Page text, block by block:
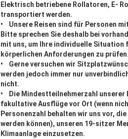
Elektrisch betriebene Rollatoren, E-
transportiert werden.
• Unsere Reisen sind für Personen
Bitte sprechen Sie deshalb bei
mit uns, um Ihre individuelle Situation
körperlichen Anforderungen zu prüfen.
• Gerne versuchen wir
werden jedoch immer nur
nicht.
• Die Mindestteilnehmerzahl unserer
fakultative Ausflüge vor Ort (wenn
Personenzahl behalten wir uns vor,
werden können), unseren 19-sitzer
Klimaanlage einzusetzen.